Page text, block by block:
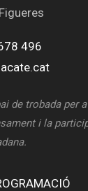
496
de trobada per
i la